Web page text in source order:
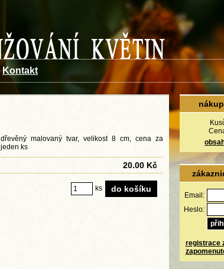
Kontakt
Email:
Heslo:
registrace
dřevěný malovaný tvar, velikost 8 cm, cena za
jeden ks
20.00 Kč
ks